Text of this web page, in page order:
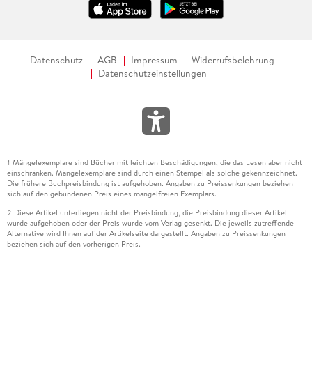
Datenschutz AGB Impressum
Widerrufsbelehrung
Datenschutzeinstellungen
1 Mängelexemplare sind Bücher mit leichten Beschädigungen, die das Lesen aber nicht
einschränken. Mängelexemplare sind durch einen Stempel als solche gekennzeichnet.
Die frühere Buchpreisbindung ist aufgehoben. Angaben zu Preissenkungen beziehen
sich auf den gebundenen Preis eines mangelfreien Exemplars.
2 Diese Artikel unterliegen nicht der Preisbindung, die Preisbindung dieser Artikel
wurde aufgehoben oder der Preis wurde vom Verlag gesenkt. Die jeweils zutreffende
Alternative wird Ihnen auf der Artikelseite dargestellt. Angaben zu Preissenkungen
beziehen sich auf den vorherigen Preis.